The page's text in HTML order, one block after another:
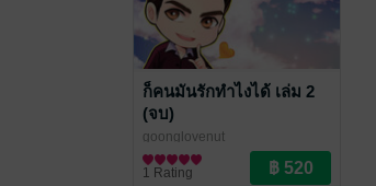
ก็คนมันรักทำไงได้ เล่ม 2
(จบ)
goonglovenut
นิยายวาย Boy Love / Yaoi
1 Rating